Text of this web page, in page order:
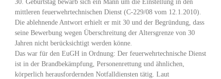
30. Geburtstag bewarb sich ein Mann um die Einstellung in den
mittleren feuerwehrtechnischen Dienst (C-229/08 vom 12.1.2010).
Die ablehnende Antwort erhielt er mit 30 und der Begründung, dass
seine Bewerbung wegen Überschreitung der Altersgrenze von 30
Jahren nicht berücksichtigt werden könne.
Das war für den EuGH in Ordnung: Der feuerwehrtechnische Dienst
ist in der Brandbekämpfung, Personenrettung und ähnlichen,
körperlich herausfordernden Notfalldiensten tätig. Laut